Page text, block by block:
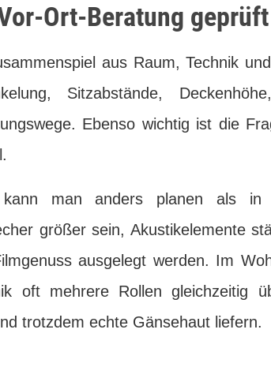
Ort-Beratung
aus Raum, Technik
Sitzabstände,
Ebenso wichtig ist die
man anders planen als in
größer sein, Akustikelemente
ausgelegt werden. Im
oft mehrere Rollen gleichzeitig
trotzdem echte Gänsehaut liefern.